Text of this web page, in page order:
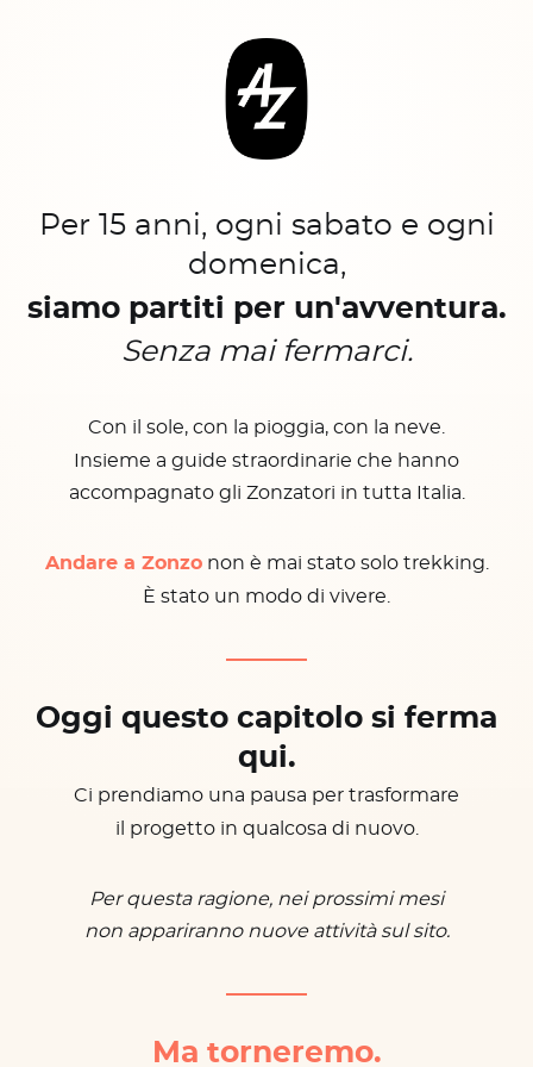
Per 15 anni, ogni sabato e ogni
domenica,
siamo partiti per un'avventura.
Senza mai fermarci.
Con il sole, con la pioggia, con la neve.
Insieme a guide straordinarie che hanno
accompagnato gli Zonzatori in tutta Italia.
Andare a Zonzonon è mai stato solo trekking.
È stato un modo di vivere.
Oggi questo capitolo si ferma
qui.
Ci prendiamo una pausa per trasformare
il progetto in qualcosa di nuovo.
Per questa ragione, nei prossimi mesi
non appariranno nuove attività sul sito.
Ma torneremo.